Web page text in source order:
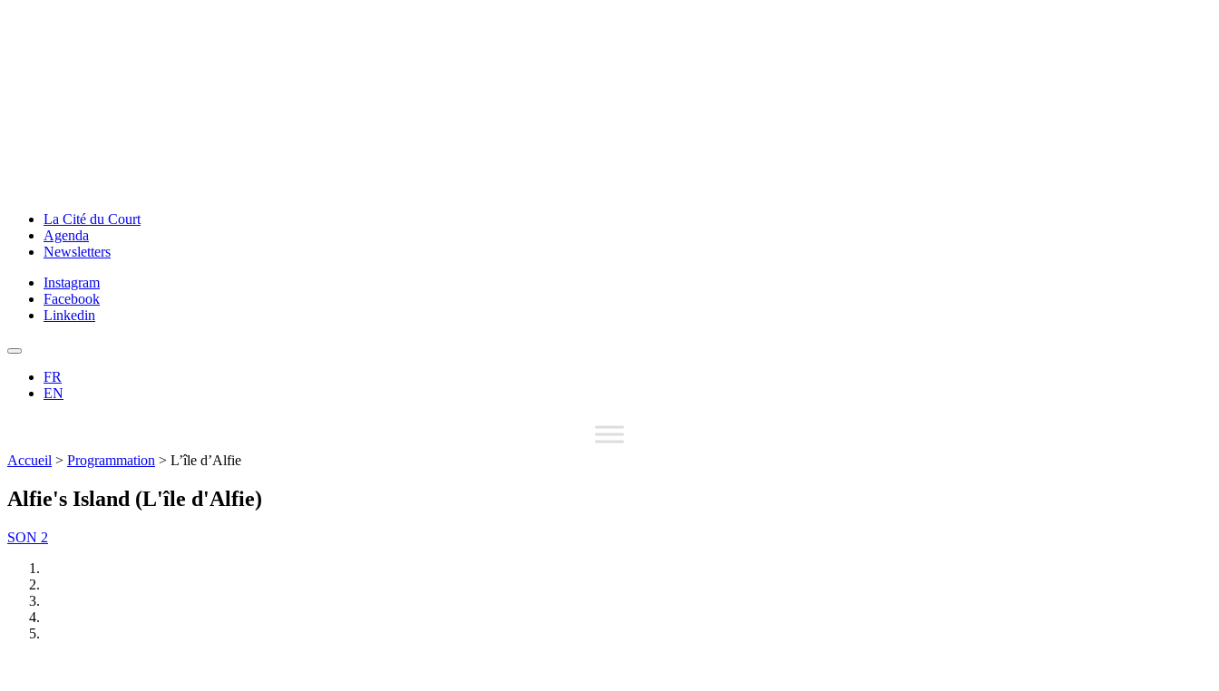
La Cité du Court
Agenda
Newsletters
Instagram
Facebook
Linkedin
FR
EN
Accueil > Programmation > L’île d’Alfie
Alfie's Island (L'île d'Alfie)
SON 2